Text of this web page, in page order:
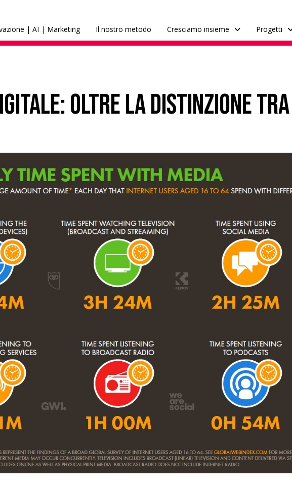
| AI | Marketing Il nostro metodo Cresciamo insieme Progetti
oltre la distinzione